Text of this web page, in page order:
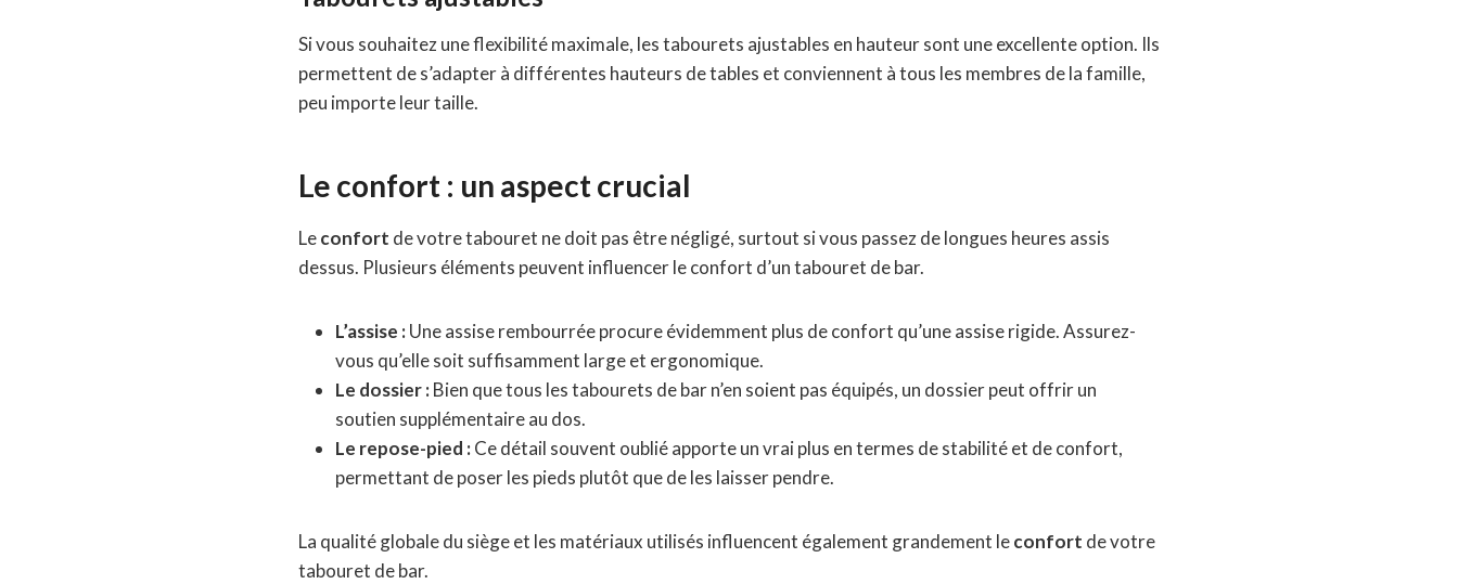
Si vous souhaitez une flexibilité maximale, les tabourets ajustables en hauteur sont une excellente option. Ils
permettent de s’adapter à différentes hauteurs de tables et conviennent à tous les membres de la famille,
peu importe leur taille.
Le confort : un aspect crucial
Leconfort de votre tabouret ne doit pas être négligé, surtout si vous passez de longues heures assis
dessus. Plusieurs éléments peuvent influencer le confort d’un tabouret de bar.
L’assise :Une assise rembourrée procure évidemment plus de confort qu’une assise rigide. Assurez-
vous qu’elle soit suffisamment large et ergonomique.
Le dossier :Bien que tous les tabourets de bar n’en soient pas équipés, un dossier peut offrir un
soutien supplémentaire au dos.
Le repose-pied :Ce détail souvent oublié apporte un vrai plus en termes de stabilité et de confort,
permettant de poser les pieds plutôt que de les laisser pendre.
La qualité globale du siège et les matériaux utilisés influencent également grandement leconfort de votre
tabouret de bar.